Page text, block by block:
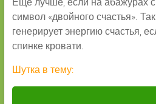
символ «двойного счастья».
генерирует энергию счастья,
спинке кровати.
Шутка в тему: